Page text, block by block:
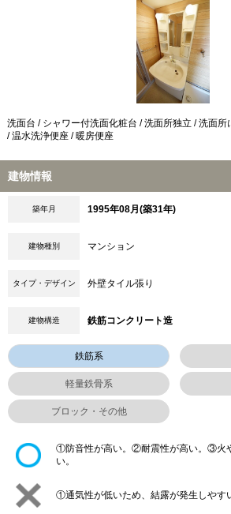
洗面台 / シャワー付洗面化粧台 / 洗面所独立 / 洗面所
/ 温水洗浄便座 / 暖房便座
建物情報
築年月 1995年08月(築31年)
建物種別 マンション
タイプ・デザイン 外壁タイル張り
建物構造 鉄筋コンクリート造
鉄筋系
軽量鉄骨系
ブロック・その他
①防音性が高い。②耐震性が高い。③火
い。
①通気性が低いため、結露が発生しやす